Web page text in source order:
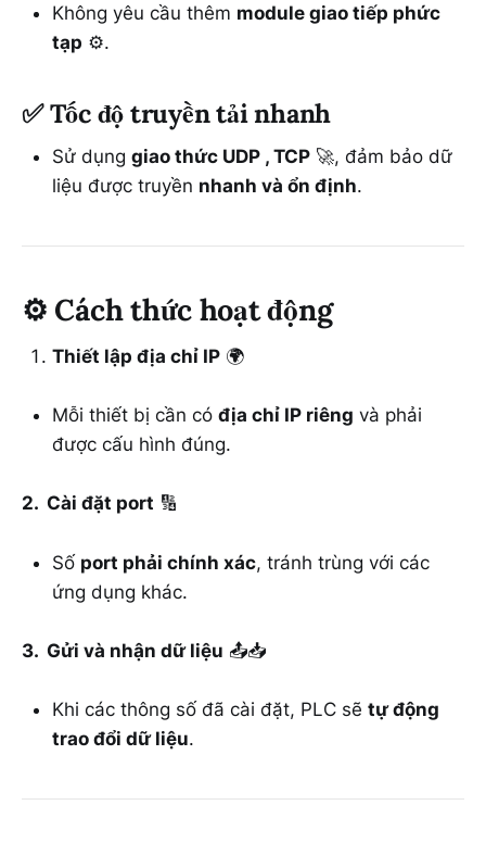
Không yêu cầu thêm module giao tiếp phức
tạp ⚙️.
✅Tốc độ truyền tải nhanh
Sử dụng giao thức UDP , TCP 🚀, đảm bảo dữ
liệu được truyền nhanh và ổn định.
⚙️ Cách thức hoạt động
Thiết lập địa chỉ IP 🌍
Mỗi thiết bị cần có địa chỉ IP riêng và phải
được cấu hình đúng.
2. Cài đặt port 🔢
Số port phải chính xác, tránh trùng với các
ứng dụng khác.
3. Gửi và nhận dữ liệu 📤📥
Khi các thông số đã cài đặt, PLC sẽ tự động
trao đổi dữ liệu.